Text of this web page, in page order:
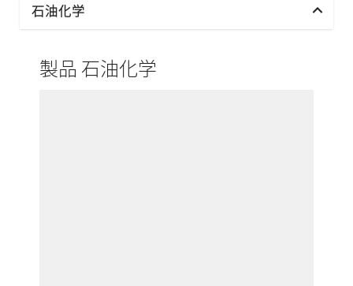
石油化学
製品 石油化学